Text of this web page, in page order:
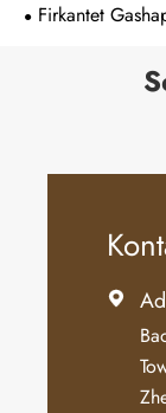
Firkantet
